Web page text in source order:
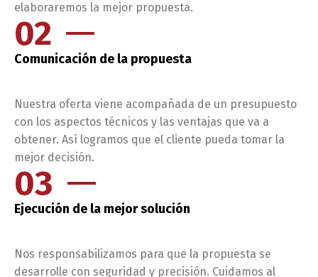
elaboraremos la mejor propuesta.
02
Comunicación de la propuesta
Nuestra oferta viene acompañada de un presupuesto
con los aspectos técnicos y las ventajas que va a
obtener. Así logramos que el cliente pueda tomar la
mejor decisión.
03
Ejecución de la mejor solución
Nos responsabilizamos para que la propuesta se
desarrolle con seguridad y precisión. Cuidamos al